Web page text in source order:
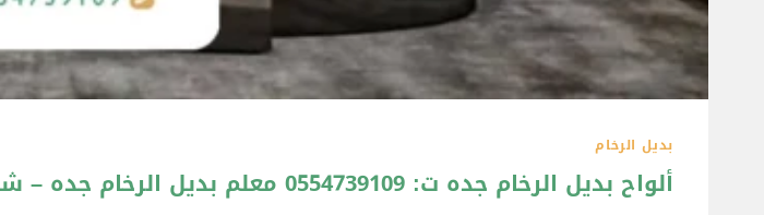
بديل الرخام
ألواح بديل الرخام جده ت: 0554739109 معلم بديل الرخام جده – شبيه الرخام للجدران جدة